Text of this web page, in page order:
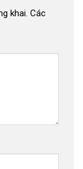
khai. Các